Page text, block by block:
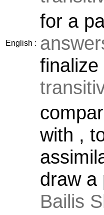
English :
for a
with ,
draw a
Bailis